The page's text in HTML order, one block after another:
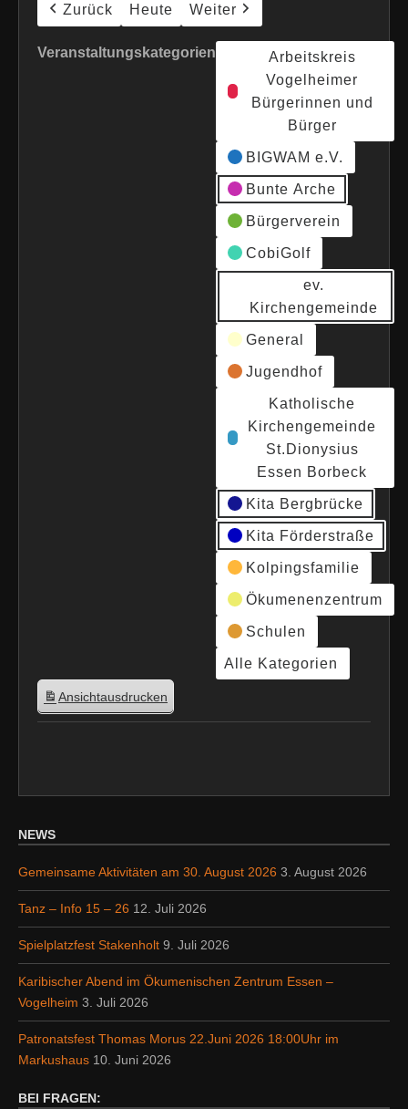
Zurück Heute Weiter
Veranstaltungskategorien
Arbeitskreis
Vogelheimer
Bürgerinnen und
Bürger
BIGWAM e.V.
Bunte Arche
Bürgerverein
CobiGolf
ev.
Kirchengemeinde
General
Jugendhof
Katholische
Kirchengemeinde
St.Dionysius
Essen Borbeck
Kita Bergbrücke
Kita Förderstraße
Kolpingsfamilie
Ökumenenzentrum
Schulen
Alle Kategorien
Ansichtausdrucken
NEWS
Gemeinsame Aktivitäten am 30. August 2026 3. August 2026
Tanz – Info 15 – 26 12. Juli 2026
Spielplatzfest Stakenholt 9. Juli 2026
Karibischer Abend im Ökumenischen Zentrum Essen –
Vogelheim 3. Juli 2026
Patronatsfest Thomas Morus 22.Juni 2026 18:00Uhr im
Markushaus 10. Juni 2026
BEI FRAGEN: